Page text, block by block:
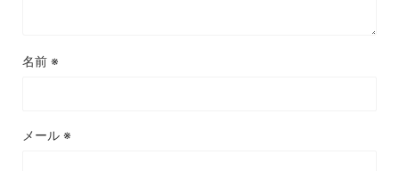
名前 ※
メール ※